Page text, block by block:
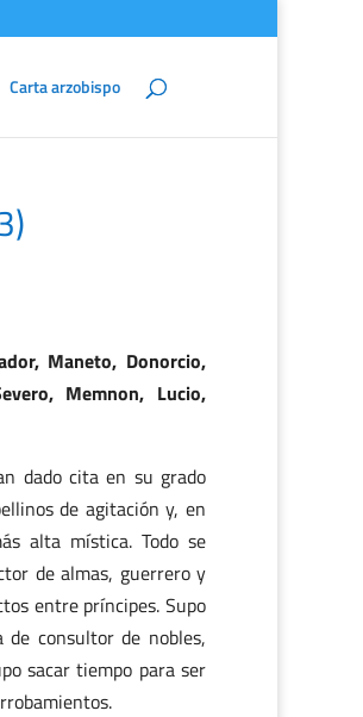
Carta arzobispo
Maneto, Donorcio,
Memnon, Lucio,
dado cita en su grado
de agitación y, en
alta mística. Todo se
de almas, guerrero y
entre príncipes. Supo
consultor de nobles,
sacar tiempo para ser